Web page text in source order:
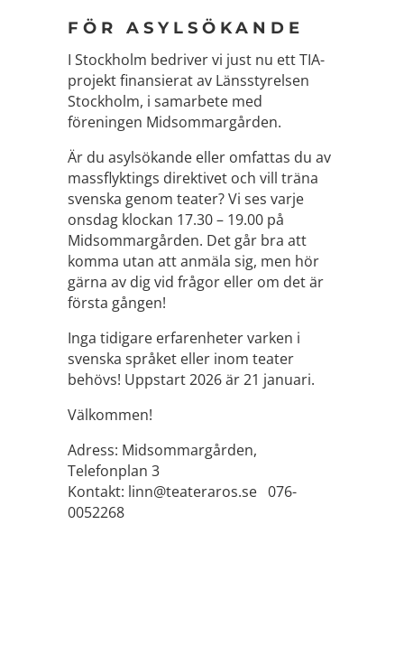
FÖR ASYLSÖKANDE
I Stockholm bedriver vi just nu ett TIA-
projekt finansierat av Länsstyrelsen
Stockholm, i samarbete med
föreningen Midsommargården.
Är du asylsökande eller omfattas du av
massflyktings direktivet och vill träna
svenska genom teater? Vi ses varje
onsdag klockan 17.30 – 19.00 på
Midsommargården. Det går bra att
komma utan att anmäla sig, men hör
gärna av dig vid frågor eller om det är
första gången!
Inga tidigare erfarenheter varken i
svenska språket eller inom teater
behövs! Uppstart 2026 är 21 januari.
Välkommen!
Adress: Midsommargården,
Telefonplan 3
Kontakt: linn@teateraros.se 076-
0052268